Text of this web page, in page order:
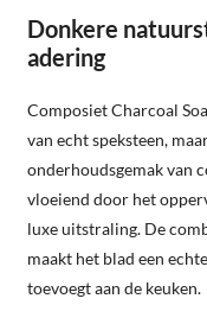
Donkere
adering
Composiet Charcoal
van echt speksteen,
onderhoudsgemak van
vloeiend door het
luxe uitstraling. De
maakt het blad een
toevoegt aan de keuken.